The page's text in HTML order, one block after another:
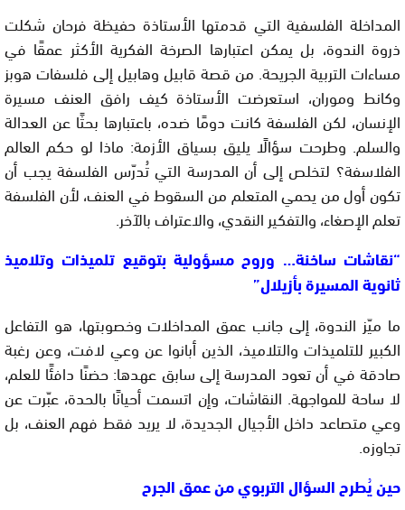
المداخلة الفلسفية التي قدمتها الأستاذة حفيظة فرحان شكلت
ذروة الندوة، بل يمكن اعتبارها الصرخة الفكرية الأكثر عمقًا في
مساءات التربية الجريحة. من قصة قابيل وهابيل إلى فلسفات هوبز
وكانط وموران، استعرضت الأستاذة كيف رافق العنف مسيرة
الإنسان، لكن الفلسفة كانت دومًا ضده، باعتبارها بحثًا عن العدالة
والسلم. وطرحت سؤالًا يليق بسياق الأزمة: ماذا لو حكم العالم
الفلاسفة؟ لتخلص إلى أن المدرسة التي تُدرّس الفلسفة يجب أن
تكون أول من يحمي المتعلم من السقوط في العنف، لأن الفلسفة
تعلم الإصغاء، والتفكير النقدي، والاعتراف بالآخر.
“نقاشات ساخنة… وروح مسؤولية بتوقيع تلميذات وتلاميذ
ثانوية المسيرة بأزيلال”
ما ميّز الندوة، إلى جانب عمق المداخلات وخصوبتها، هو التفاعل
الكبير للتلميذات والتلاميذ، الذين أبانوا عن وعي لافت، وعن رغبة
صادقة في أن تعود المدرسة إلى سابق عهدها: حضنًا دافئًا للعلم،
لا ساحة للمواجهة. النقاشات، وإن اتسمت أحيانًا بالحدة، عبّرت عن
وعي متصاعد داخل الأجيال الجديدة، لا يريد فقط فهم العنف، بل
تجاوزه.
حين يُطرح السؤال التربوي من عمق الجرح